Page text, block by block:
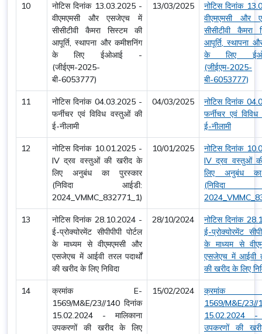
10
नोटिस दिनांक 13.03.2025 -
वीएमएमसी और एसजेएच में
सीसीटीवी कैमरा सिस्टम की
आपूर्ति, स्थापना और कमीशनिंग
के लिए ईओआई -
(जीईएम-2025-
बी-6053777)
13/03/2025
नोटिस दिनांक
वीएमएमसी और
सीसीटीवी कैमरा
आपूर्ति, स्थापना
के लिए
(जीईएम-2025-
बी-6053777)
11
नोटिस दिनांक 04.03.2025 -
फर्नीचर एवं विविध वस्तुओं की
ई-नीलामी
04/03/2025
नोटिस दिनांक
फर्नीचर एवं
ई-नीलामी
12
नोटिस दिनांक 10.01.2025 -
IV द्रव वस्तुओं की खरीद के
लिए अनुबंध का पुरस्कार
(निविदा आईडी:
2024_VMMC_832771_1)
10/01/2025
नोटिस दिनांक
IV द्रव वस्तुओं
लिए अनुबंध का
(निविदा
13
नोटिस दिनांक 28.10.2024 -
ई-प्रोक्योरमेंट सीपीपीपी पोर्टल
के माध्यम से वीएमएमसी और
एसजेएच में आईवी तरल पदार्थों
की खरीद के लिए निविदा
28/10/2024
नोटिस दिनांक
ई-प्रोक्योरमेंट
के माध्यम से
एसजेएच में आईवी
की खरीद के लिए
14
क्रमांक E-
1569/M&E/23//140 दिनांक
15.02.2024 - मालिकाना
उपकरणों की खरीद के लिए
15/02/2024
1569/M&E/23//
15.02.2024 -
उपकरणों की